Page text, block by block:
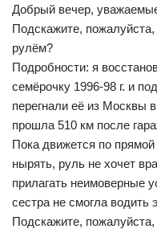
Добрый вечер,
Подскажите,
рулём?
Подробности: я
семёрочку 1996-98 г. и
перегнали её из Москвы
прошла 510 км после
Пока движется по
нырять, руль не хочет
прилагать неимоверные
сестра не смогла водить
Подскажите,